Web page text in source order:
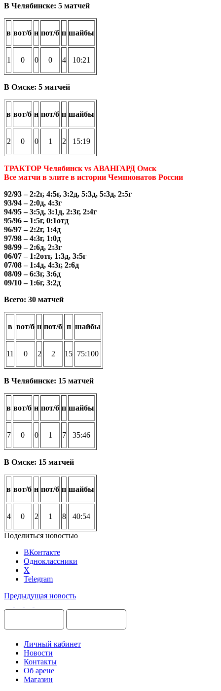
В Челябинске: 5 матчей
в вот/б н пот/б п шайбы
1 0 0 0 4 10:21
В Омске: 5 матчей
в вот/б н пот/б п шайбы
2 0 0 1 2 15:19
ТРАКТОР Челябинск vs АВАНГАРД Омск
Все матчи в элите в истории Чемпионатов России
92/93 – 2:2г, 4:5г, 3:2д, 5:3д, 5:3д, 2:5г
93/94 – 2:0д, 4:3г
94/95 – 3:5д, 3:1д, 2:3г, 2:4г
95/96 – 1:5г, 0:1отд
96/97 – 2:2г, 1:4д
97/98 – 4:3г, 1:0д
98/99 – 2:6д, 2:3г
06/07 – 1:2отг, 1:3д, 3:5г
07/08 – 1:4д, 4:3г, 2:6д
08/09 – 6:3г, 3:6д
09/10 – 1:6г, 3:2д
Всего: 30 матчей
в вот/б н пот/б п шайбы
11 0 2 2 15 75:100
В Челябинске: 15 матчей
в вот/б н пот/б п шайбы
7 0 0 1 7 35:46
В Омске: 15 матчей
в вот/б н пот/б п шайбы
4 0 2 1 8 40:54
Поделиться новостью
ВКонтакте
Одноклассники
X
Telegram
Предыдущая новость
Личный кабинет
Новости
Контакты
Об арене
Магазин